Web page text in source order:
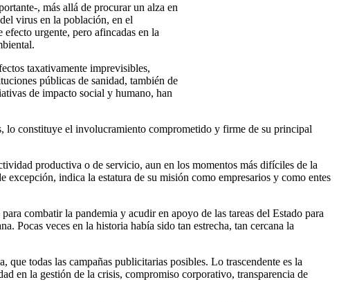
, más allá de procurar un alza en
virus en la población, en el
urgente, pero afincadas en la
taxativamente imprevisibles,
públicas de sanidad, también de
de impacto social y humano, han
lo constituye el involucramiento comprometido y firme de su principal
productiva o de servicio, aun en los momentos más difíciles de la
indica la estatura de su misión como empresarios y como entes
combatir la pandemia y acudir en apoyo de las tareas del Estado para
Pocas veces en la historia había sido tan estrecha, tan cercana la
todas las campañas publicitarias posibles. Lo trascendente es la
en la gestión de la crisis, compromiso corporativo, transparencia de